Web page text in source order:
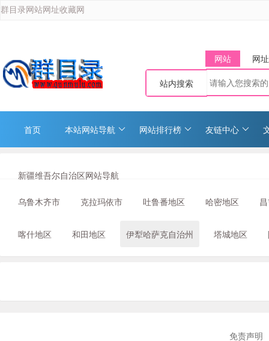
群目录网站网址收藏网
网站 网址
站内搜索
首页 本站网站导航 网站排行榜 友链中心
新疆维吾尔自治区网站导航
乌鲁木齐市 克拉玛依市 吐鲁番地区 哈密地区
喀什地区 和田地区 伊犁哈萨克自治州 塔城地区
免责声明